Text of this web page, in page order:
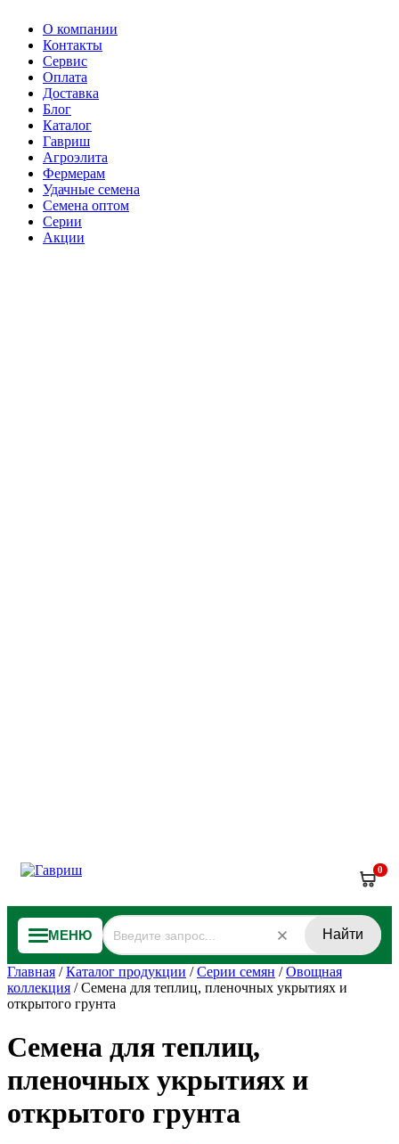
О компании
Контакты
Сервис
Оплата
Доставка
Блог
Каталог
Гавриш
Агроэлита
Фермерам
Удачные семена
Семена оптом
Серии
Акции
0
МЕНЮ Найти
Главная /Каталог продукции /Серии семян /Овощная
коллекция /Семена для теплиц, пленочных укрытиях и
открытого грунта
Семена для теплиц,
пленочных укрытиях и
открытого грунта